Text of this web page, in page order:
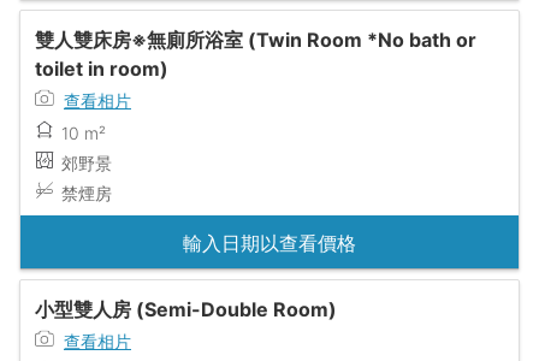
雙人雙床房※無廁所浴室 (Twin Room *No bath or
toilet in room)
查看相片
10 m²
郊野景
禁煙房
輸入日期以查看價格
小型雙人房 (Semi-Double Room)
查看相片